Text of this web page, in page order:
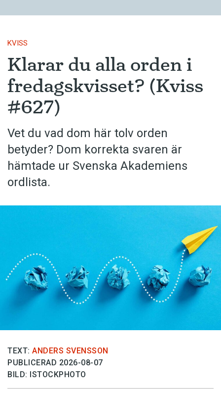
KVISS
Klarar du alla orden i
fredagskvisset? (Kviss
#627)
Vet du vad dom här tolv orden
betyder? Dom korrekta svaren är
hämtade ur Svenska Akademiens
ordlista.
TEXT: ANDERS SVENSSON
PUBLICERAD 2026-08-07
BILD: ISTOCKPHOTO